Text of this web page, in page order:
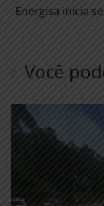
Energisa inicia
Você